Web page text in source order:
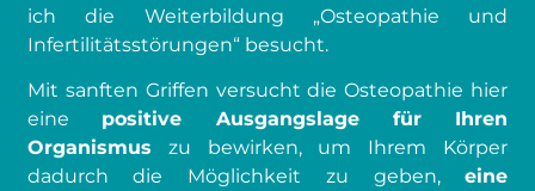
ich die Weiterbildung „Osteopathie und
Infertilitätsstörungen“ besucht.
Mit sanften Griffen versucht die Osteopathie hier
eine positive Ausgangslage für Ihren
Organismus zu bewirken, um Ihrem Körper
dadurch die Möglichkeit zu geben,eine